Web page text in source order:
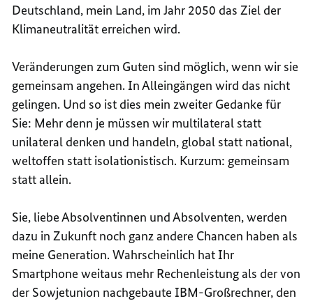
Deutschland, mein Land, im Jahr 2050 das Ziel der
Klimaneutralität erreichen wird.
Veränderungen zum Guten sind möglich, wenn wir sie
gemeinsam angehen. In Alleingängen wird das nicht
gelingen. Und so ist dies mein zweiter Gedanke für
Sie: Mehr denn je müssen wir multilateral statt
unilateral denken und handeln, global statt national,
weltoffen statt isolationistisch. Kurzum: gemeinsam
statt allein.
Sie, liebe Absolventinnen und Absolventen, werden
dazu in Zukunft noch ganz andere Chancen haben als
meine Generation. Wahrscheinlich hat Ihr
Smartphone weitaus mehr Rechenleistung als der von
der Sowjetunion nachgebaute IBM-Großrechner, den